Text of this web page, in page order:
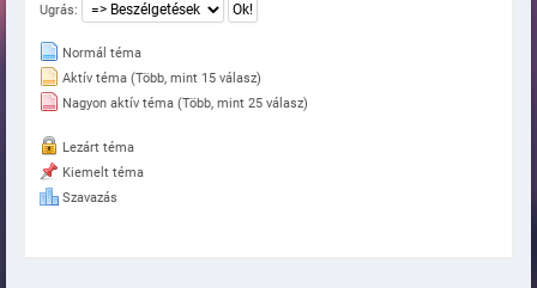
Ugrás:
Normál téma
Aktív téma (Több, mint 15 válasz)
Nagyon aktív téma (Több, mint 25 válasz)
Lezárt téma
Kiemelt téma
Szavazás